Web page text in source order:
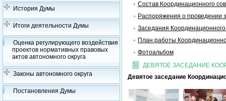
История Думы
Итоги деятельности Думы
Оценка регулирующего воздействия
проектов нормативных правовых
актов автономного округа
Законы автономного округа
Постановления Думы
Состав Координационного
Распоряжения о проведении
Заседания
План работы
Фотоальбом
ДЕВЯТОЕ ЗАСЕДАНИЕ
Девятое заседание